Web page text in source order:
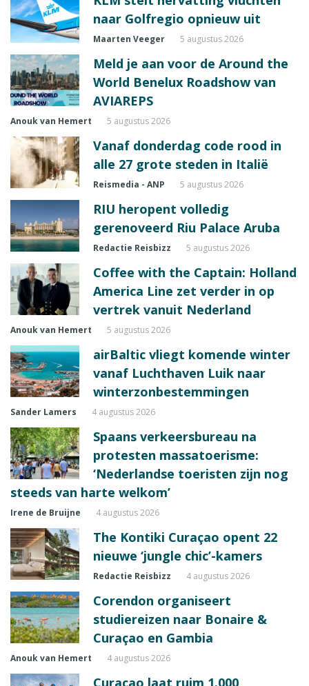
naar Golfregio opnieuw uit
Maarten Veeger 5 augustus 2026
Meld je aan voor de Around the
World Benelux Roadshow van
AVIAREPS
Anouk van Hemert 5 augustus 2026
Vanaf donderdag code rood in
alle 27 grote steden in Italië
Reismedia - ANP 5 augustus 2026
RIU heropent volledig
gerenoveerd Riu Palace Aruba
Redactie Reisbizz 5 augustus 2026
Coffee with the Captain: Holland
America Line zet verder in op
vertrek vanuit Nederland
Anouk van Hemert 5 augustus 2026
airBaltic vliegt komende winter
vanaf Luchthaven Luik naar
winterzonbestemmingen
Sander Lamers 4 augustus 2026
Spaans verkeersbureau na
protesten massatoerisme:
‘Nederlandse toeristen zijn nog
steeds van harte welkom’
Irene de Bruijne 4 augustus 2026
The Kontiki Curaçao opent 22
nieuwe ‘jungle chic’-kamers
Redactie Reisbizz 4 augustus 2026
Corendon organiseert
studiereizen naar Bonaire &
Curaçao en Gambia
Anouk van Hemert 4 augustus 2026
Curaçao laat ruim 1.000